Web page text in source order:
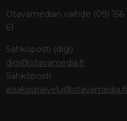
Otavamedian vaihde (09) 156
61
Sähköposti (digi)
digi@otavamedia.fi
Sähköposti
asiakaspalvelu@otavamedia.fi